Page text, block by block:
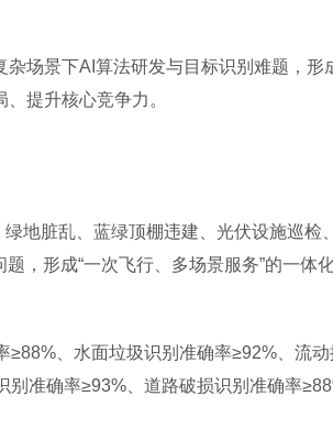
场景下AI算法研发与目标识别难题，形
提升核心竞争力。
地脏乱、蓝绿顶棚违建、光伏设施巡
，形成“一次飞行、多场景服务”的一体化
≥88%、水面垃圾识别准确率≥92%、流
准确率≥93%、道路破损识别准确率